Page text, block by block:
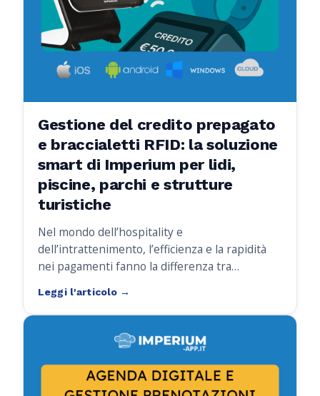
Gestione del credito prepagato
e braccialetti RFID: la soluzione
smart di Imperium per lidi,
piscine, parchi e strutture
turistiche
Nel mondo dell’hospitality e
dell’intrattenimento, l’efficienza e la rapidità
nei pagamenti fanno la differenza tra
indimenticabile.